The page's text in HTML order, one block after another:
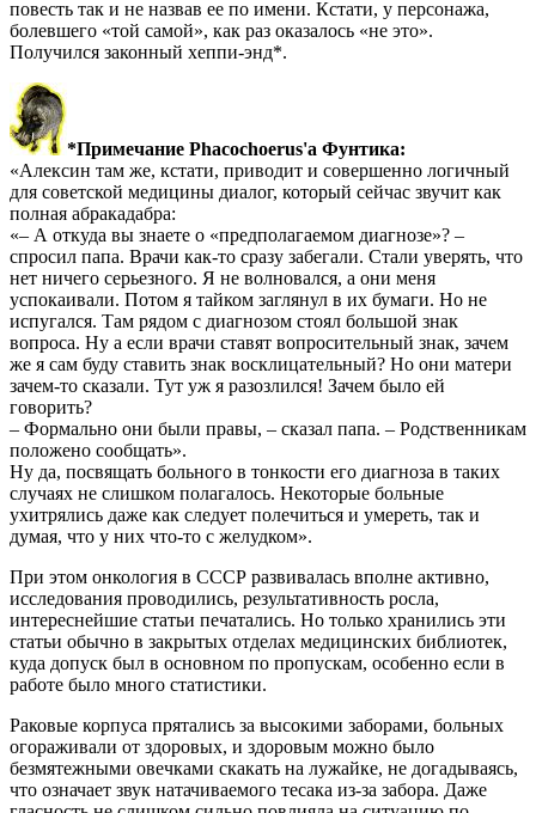
повесть так и не назвав ее по имени. Кстати, у персонажа,
болевшего «той самой», как раз оказалось «не это».
Получился законный хеппи-энд*.
*Примечание Phacochoerus'a Фунтика:
«Алексин там же, кстати, приводит и совершенно логичный
для советской медицины диалог, который сейчас звучит как
полная абракадабра:
«– А откуда вы знаете о «предполагаемом диагнозе»? –
спросил папа. Врачи как-то сразу забегали. Стали уверять, что
нет ничего серьезного. Я не волновался, а они меня
успокаивали. Потом я тайком заглянул в их бумаги. Но не
испугался. Там рядом с диагнозом стоял большой знак
вопроса. Ну а если врачи ставят вопросительный знак, зачем
же я сам буду ставить знак восклицательный? Но они матери
зачем-то сказали. Тут уж я разозлился! Зачем было ей
говорить?
– Формально они были правы, – сказал папа. – Родственникам
положено сообщать».
Ну да, посвящать больного в тонкости его диагноза в таких
случаях не слишком полагалось. Некоторые больные
ухитрялись даже как следует полечиться и умереть, так и
думая, что у них что-то с желудком».
При этом онкология в СССР развивалась вполне активно,
исследования проводились, результативность росла,
интереснейшие статьи печатались. Но только хранились эти
статьи обычно в закрытых отделах медицинских библиотек,
куда допуск был в основном по пропускам, особенно если в
работе было много статистики.
Раковые корпуса прятались за высокими заборами, больных
огораживали от здоровых, и здоровым можно было
безмятежными овечками скакать на лужайке, не догадываясь,
что означает звук натачиваемого тесака из-за забора. Даже